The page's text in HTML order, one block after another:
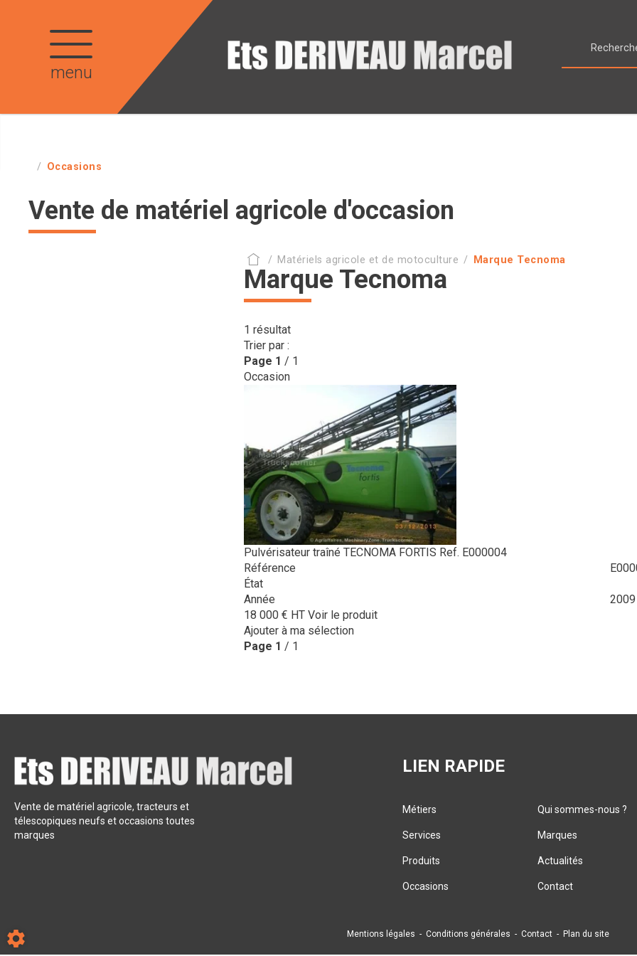
menu
Occasions
Vente de matériel agricole d'occasion
Matériels agricole et de motoculture Marque Tecnoma
Marque Tecnoma
1 résultat
Trier par :
Page 1 / 1
Occasion
Pulvérisateur traîné TECNOMA FORTIS Ref. E000004
Référence
État
Année
2009
18 000 € HT Voir le produit
Ajouter à ma sélection
Page 1 / 1
Vente de matériel agricole, tracteurs et
télescopiques neufs et occasions toutes
marques
LIEN RAPIDE
Métiers
Services
Produits
Occasions
Qui sommes-nous ?
Marques
Actualités
Contact
Mentions légales - Conditions générales - Contact - Plan du site